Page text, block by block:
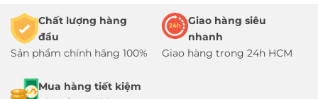
Chất lượng hàng
đầu
Sản phẩm chính hãng 100%
Giao hàng siêu
nhanh
Giao hàng trong 24h HCM
Mua hàng tiết kiệm